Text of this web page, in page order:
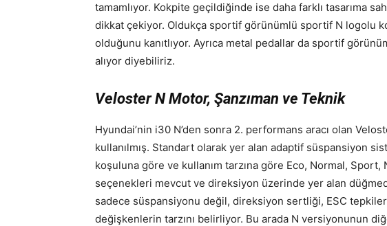
tamamlıyor. Kokpite geçildiğinde ise daha farklı tasarıma
dikkat çekiyor. Oldukça sportif görünümlü sportif N logolu
olduğunu kanıtlıyor. Ayrıca metal pedallar da sportif
alıyor diyebiliriz.
Veloster N Motor, Şanzıman ve Teknik
Hyundai’nin i30 N’den sonra 2. performans aracı olan
kullanılmış. Standart olarak yer alan adaptif süspansiyon
koşuluna göre ve kullanım tarzına göre Eco, Normal,
seçenekleri mevcut ve direksiyon üzerinde yer alan
sadece süspansiyonu değil, direksiyon sertliği, ESC
değişkenlerin tarzını belirliyor. Bu arada N versiyonunun